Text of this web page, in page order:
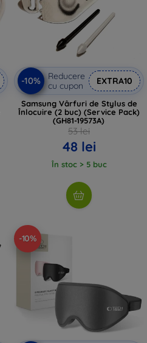
-10%
Reducere
cu cupon
EXTRA10
Samsung Vârfuri de Stylus de
Înlocuire (2 buc) (Service Pack)
(GH81-19573A)
53 lei
48 lei
În stoc > 5 buc
-10%